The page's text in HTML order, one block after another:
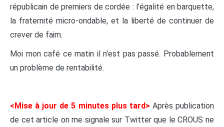
républicain de premiers de cordée : l'égalité en barquette,
la fraternité micro-ondable, et la liberté de continuer de
crever de faim.
Moi mon café ce matin il n'est pas passé. Probablement
un problème de rentabilité.
<Mise à jour de 5 minutes plus tard> Après publication
de cet article on me signale sur Twitter que le CROUS ne